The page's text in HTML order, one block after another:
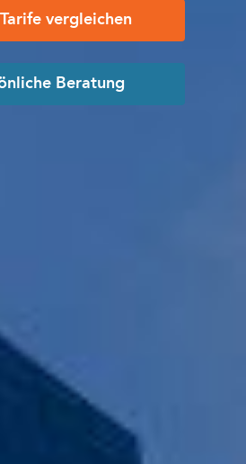
vergleichen
Beratung